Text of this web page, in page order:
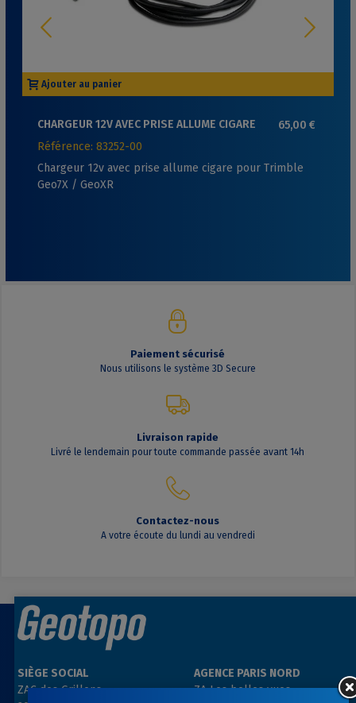
Ajouter au panier
CHARGEUR 12V AVEC PRISE ALLUME CIGARE
POUR TRIMBLE GEO7X / GEOXR
65,00 €
Référence: 83252-00
Chargeur 12v avec prise allume cigare pour Trimble
Geo7X / GeoXR
Paiement sécurisé
Nous utilisons le système 3D Secure
Livraison rapide
Livré le lendemain pour toute commande passée avant 14h
Contactez-nous
A votre écoute du lundi au vendredi
SIÈGE SOCIAL
ZAC des Grillons
AGENCE PARIS NORD
ZA Les belles vues